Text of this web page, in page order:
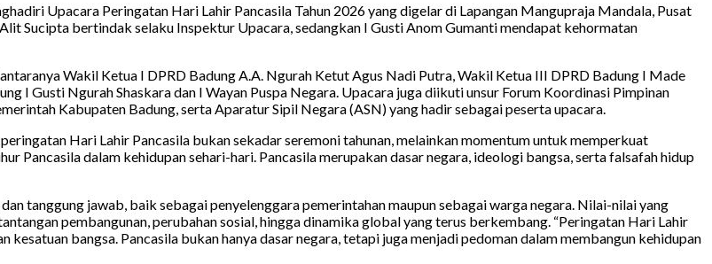
Upacara Peringatan Hari Lahir Pancasila Tahun 2026 yang digelar di Lapangan Mangupraja Mandala, Pusat
Sucipta bertindak selaku Inspektur Upacara, sedangkan I Gusti Anom Gumanti mendapat kehormatan
Wakil Ketua I DPRD Badung A.A. Ngurah Ketut Agus Nadi Putra, Wakil Ketua III DPRD Badung I Made
I Gusti Ngurah Shaskara dan I Wayan Puspa Negara. Upacara juga diikuti unsur Forum Koordinasi Pimpinan
Kabupaten Badung, serta Aparatur Sipil Negara (ASN) yang hadir sebagai peserta upacara.
Hari Lahir Pancasila bukan sekadar seremoni tahunan, melainkan momentum untuk memperkuat
Pancasila dalam kehidupan sehari-hari. Pancasila merupakan dasar negara, ideologi bangsa, serta falsafah hidup
tanggung jawab, baik sebagai penyelenggara pemerintahan maupun sebagai warga negara. Nilai-nilai yang
pembangunan, perubahan sosial, hingga dinamika global yang terus berkembang. “Peringatan Hari Lahir
bangsa. Pancasila bukan hanya dasar negara, tetapi juga menjadi pedoman dalam membangun kehidupan